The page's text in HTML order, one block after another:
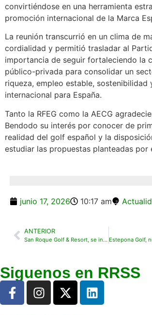
convirtiéndose en una herramienta
promoción internacional de la Marca
La reunión transcurrió en un clima de
cordialidad y permitió trasladar al
importancia de seguir fortaleciendo la
público-privada para consolidar un
riqueza, empleo estable, sostenibilidad
internacional para España.
Tanto la RFEG como la AECG
Bendodo su interés por conocer de
realidad del golf español y la
estudiar las propuestas planteadas por
junio 17, 2026 10:17 am
ANTERIOR
San Roque Golf & Resort, se incorpora a la Asociación Española de Campos de Golf
Siguenos en RRSS